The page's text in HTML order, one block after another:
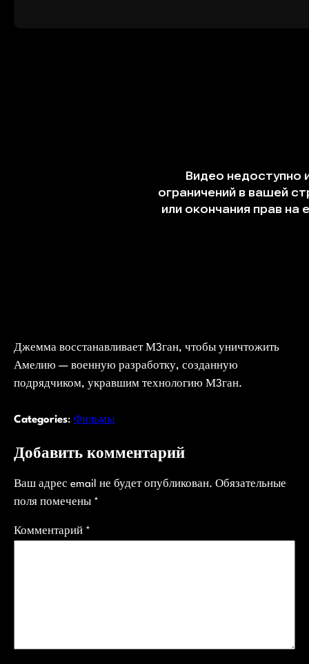
Джемма восстанавливает М3ган, чтобы уничтожить
Амелию — военную разработку, созданную
подрядчиком, укравшим технологию М3ган.
Categories: Фильмы
Добавить комментарий
Ваш адрес email не будет опубликован. Обязательные
поля помечены *
Комментарий *